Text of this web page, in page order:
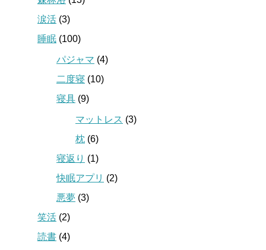
涙活 (3)
睡眠 (100)
パジャマ (4)
二度寝 (10)
寝具 (9)
マットレス (3)
枕 (6)
寝返り (1)
快眠アプリ (2)
悪夢 (3)
笑活 (2)
読書 (4)